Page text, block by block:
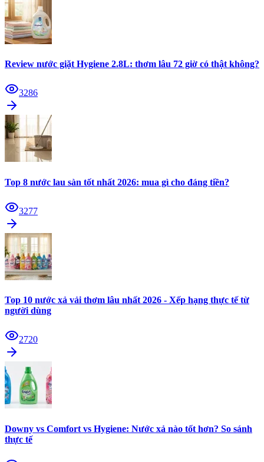
Review nước giặt Hygiene 2.8L: thơm lâu 72 giờ có thật không?
3286
Top 8 nước lau sàn tốt nhất 2026: mua gì cho đáng tiền?
3277
Top 10 nước xả vải thơm lâu nhất 2026 - Xếp hạng thực tế từ
người dùng
2720
Downy vs Comfort vs Hygiene: Nước xả nào tốt hơn? So sánh
thực tế